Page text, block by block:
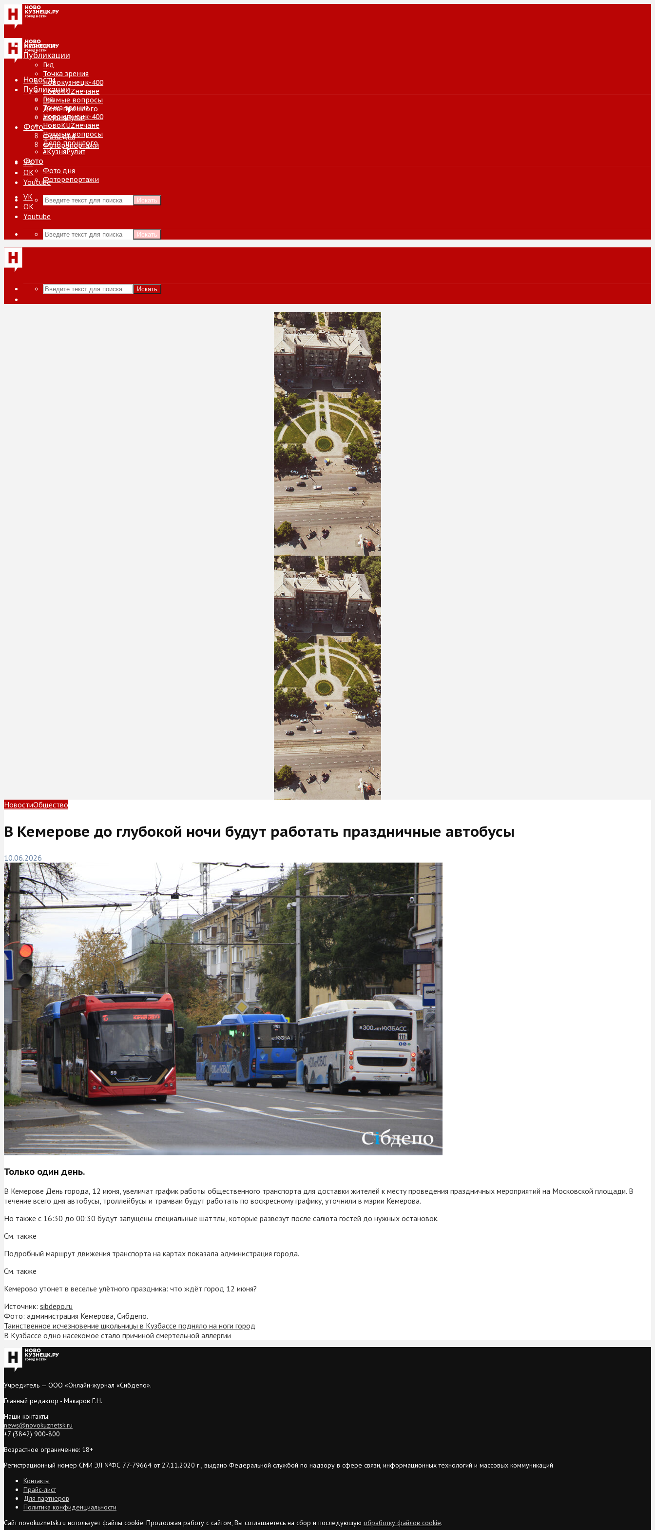
Новости
Публикации
Гид
Точка зрения
Новокузнецк-400
НовоKUZнечане
Прямые вопросы
Дело прошлого
#КузняРулит
Фото
Фото дня
Фоторепортажи
VK
ОК
Youtube
Искать
Новости
Публикации
Гид
Точка зрения
Новокузнецк-400
НовоKUZнечане
Прямые вопросы
Дело прошлого
#КузняРулит
Фото
Фото дня
Фоторепортажи
VK
ОК
Youtube
Искать
Искать
НовостиОбщество
В Кемерове до глубокой ночи будут работать праздничные автобусы
10.06.2026
Только один день.
В Кемерове День города, 12 июня, увеличат график работы общественного транспорта для доставки жителей к месту проведения праздничных мероприятий на Московской площади. В
течение всего дня автобусы, троллейбусы и трамваи будут работать по воскресному графику, уточнили в мэрии Кемерова.
Но также с 16:30 до 00:30 будут запущены специальные шаттлы, которые развезут после салюта гостей до нужных остановок.
См. также
Подробный маршрут движения транспорта на картах показала администрация города.
См. также
Кемерово утонет в веселье улётного праздника: что ждёт город 12 июня?
Источник: sibdepo.ru
Фото: администрация Кемерова, Сибдепо.
Таинственное исчезновение школьницы в Кузбассе подняло на ноги город
В Кузбассе одно насекомое стало причиной смертельной аллергии
Учредитель — ООО «Онлайн-журнал «Сибдепо».
Главный редактор - Макаров Г.Н.
Наши контакты:
news@novokuznetsk.ru
+7 (3842) 900-800
Возрастное ограничение: 18+
Регистрационный номер СМИ ЭЛ №ФС 77-79664 от 27.11.2020 г., выдано Федеральной службой по надзору в сфере связи, информационных технологий и массовых коммуникаций
Контакты
Прайс-лист
Для партнеров
Политика конфиденциальности
Сайт novokuznetsk.ru использует файлы cookie. Продолжая работу с сайтом, Вы соглашаетесь на сбор и последующую обработку файлов cookie.